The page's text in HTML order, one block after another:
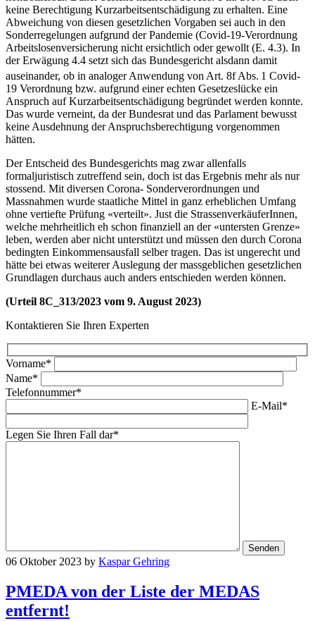
keine Berechtigung Kurzarbeitsentschädigung zu erhalten. Eine
Abweichung von diesen gesetzlichen Vorgaben sei auch in den
Sonderregelungen aufgrund der Pandemie (Covid-19-Verordnung
Arbeitslosenversicherung nicht ersichtlich oder gewollt (E. 4.3). In
der Erwägung 4.4 setzt sich das Bundesgericht alsdann damit
auseinander, ob in analoger Anwendung von Art. 8f Abs. 1 Covid-
19 Verordnung bzw. aufgrund einer echten Gesetzeslücke ein
Anspruch auf Kurzarbeitsentschädigung begründet werden konnte.
Das wurde verneint, da der Bundesrat und das Parlament bewusst
keine Ausdehnung der Anspruchsberechtigung vorgenommen
hätten.
Der Entscheid des Bundesgerichts mag zwar allenfalls
formaljuristisch zutreffend sein, doch ist das Ergebnis mehr als nur
stossend. Mit diversen Corona- Sonderverordnungen und
Massnahmen wurde staatliche Mittel in ganz erheblichen Umfang
ohne vertiefte Prüfung «verteilt». Just die StrassenverkäuferInnen,
welche mehrheitlich eh schon finanziell an der «untersten Grenze»
leben, werden aber nicht unterstützt und müssen den durch Corona
bedingten Einkommensausfall selber tragen. Das ist ungerecht und
hätte bei etwas weiterer Auslegung der massgeblichen gesetzlichen
Grundlagen durchaus auch anders entschieden werden können.
(Urteil 8C_313/2023 vom 9. August 2023)
Kontaktieren Sie Ihren Experten
Vorname*
Name*
Telefonnummer*
E-Mail*
Legen Sie Ihren Fall dar*
06 Oktober 2023 by Kaspar Gehring
PMEDA von der Liste der MEDAS
entfernt!